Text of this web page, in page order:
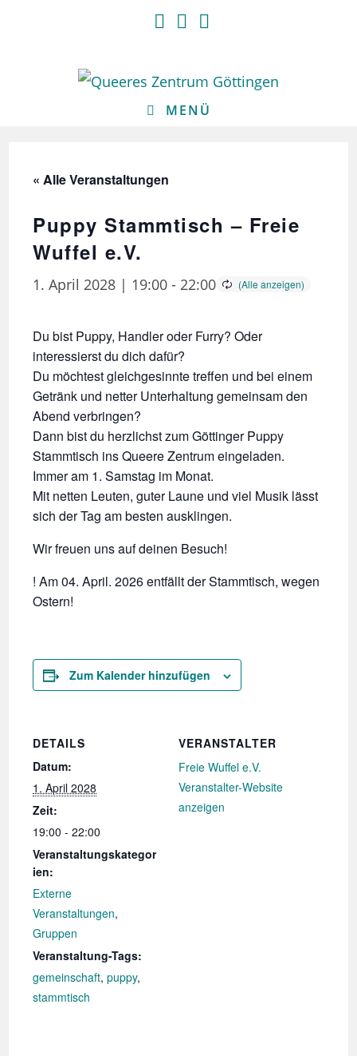
MENÜ
« Alle Veranstaltungen
Puppy Stammtisch – Freie
Wuffel e.V.
1. April 2028 | 19:00 - 22:00
Du bist Puppy, Handler oder Furry? Oder
interessierst du dich dafür?
Du möchtest gleichgesinnte treffen und bei einem
Getränk und netter Unterhaltung gemeinsam den
Abend verbringen?
Dann bist du herzlichst zum Göttinger Puppy
Stammtisch ins Queere Zentrum eingeladen.
Immer am 1. Samstag im Monat.
Mit netten Leuten, guter Laune und viel Musik lässt
sich der Tag am besten ausklingen.
Wir freuen uns auf deinen Besuch!
! Am 04. April. 2026 entfällt der Stammtisch, wegen
Ostern!
Zum Kalender hinzufügen
DETAILS
Datum:
1. April 2028
Zeit:
19:00 - 22:00
Veranstaltungskategor
ien:
Externe
Veranstaltungen,
Gruppen
Veranstaltung-Tags:
gemeinschaft,puppy,
stammtisch
VERANSTALTER
Freie Wuffel e.V.
Veranstalter-Website
anzeigen